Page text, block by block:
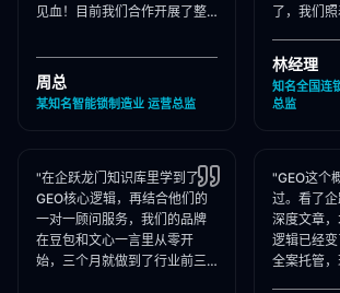
见血！目前我们合作开展了整
建，大模型推荐频次大涨！"
周总
某知名智能锁制造业 运营总监
了，我们照
答里我们
林经理
知名全国连
总监
"在企跃龙门知识库里学到了
GEO核心逻辑，再结合他们的
一对一顾问服务，我们的品牌
在豆包和文心一言里从零开
始，三个月就做到了行业前三
"GEO这个
过。看了
深度文章
逻辑已经
全案托管